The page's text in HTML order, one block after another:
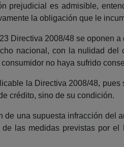
prejudicial es admisible,
la obligación que le
Directiva 2008/48 se oponen
nacional, con la nulidad
no haya sufrido
la Directiva 2008/48,
crédito, sino de su condición.
una supuesta infracción del
las medidas previstas por